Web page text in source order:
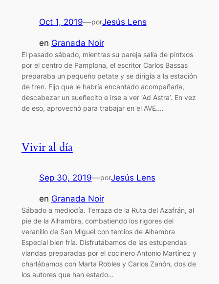
Oct 1, 2019—porJesús Lens
en Granada Noir
El pasado sábado, mientras su pareja salía de pintxos
por el centro de Pamplona, el escritor Carlos Bassas
preparaba un pequeño petate y se dirigía a la estación
de tren. Fijo que le habría encantado acompañarla,
descabezar un sueñecito e irse a ver ‘Ad Astra’. En vez
de eso, aprovechó para trabajar en el AVE.…
Vivir al día
Sep 30, 2019—porJesús Lens
en Granada Noir
Sábado a mediodía. Terraza de la Ruta del Azafrán, al
pie de la Alhambra, combatiendo los rigores del
veranillo de San Miguel con tercios de Alhambra
Especial bien fría. Disfrutábamos de las estupendas
viandas preparadas por el cocinero Antonio Martínez y
charlábamos con Marta Robles y Carlos Zanón, dos de
los autores que han estado…